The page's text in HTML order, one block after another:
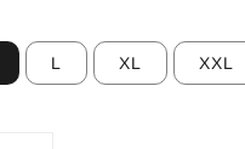
L XL XXL